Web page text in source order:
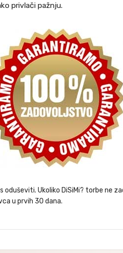
privlači pažnju.
Ukoliko DiSiMi? torbe ne
u prvih 30 dana.